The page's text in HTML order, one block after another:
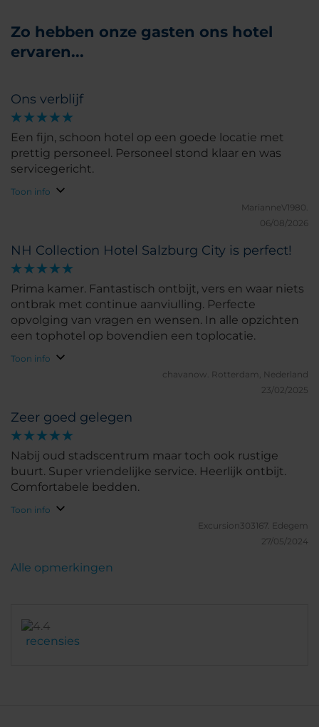
Zo hebben onze gasten ons hotel
ervaren...
Ons verblijf
Een fijn, schoon hotel op een goede locatie met
prettig personeel. Personeel stond klaar en was
servicegericht.
Toon info
MarianneV1980.
06/08/2026
NH Collection Hotel Salzburg City is perfect!
Prima kamer. Fantastisch ontbijt, vers en waar niets
ontbrak met continue aanviulling. Perfecte
opvolging van vragen en wensen. In alle opzichten
een tophotel op bovendien een toplocatie.
Toon info
chavanow. Rotterdam, Nederland
23/02/2025
Zeer goed gelegen
Nabij oud stadscentrum maar toch ook rustige
buurt. Super vriendelijke service. Heerlijk ontbijt.
Comfortabele bedden.
Toon info
Excursion303167. Edegem
27/05/2024
recensies
Alle opmerkingen